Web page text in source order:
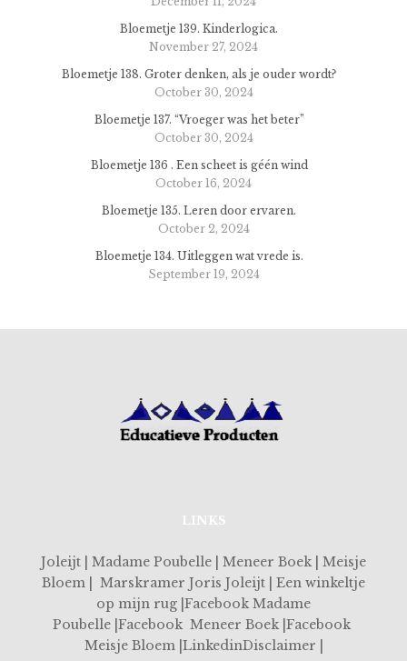
Bloemetje 139. Kinderlogica.
November 27, 2024
Bloemetje 138. Groter denken, als je ouder wordt?
October 30, 2024
Bloemetje 137. “Vroeger was het beter”
October 30, 2024
Bloemetje 136 . Een scheet is géén wind
October 16, 2024
Bloemetje 135. Leren door ervaren.
October 2, 2024
Bloemetje 134. Uitleggen wat vrede is.
September 19, 2024
LINKS
Joleijt | Madame Poubelle | Meneer Boek | Meisje
Bloem | Marskramer Joris Joleijt | Een winkeltje
op mijn rug |Facebook Madame
Poubelle |Facebook Meneer Boek |Facebook
Meisje Bloem |LinkedinDisclaimer |